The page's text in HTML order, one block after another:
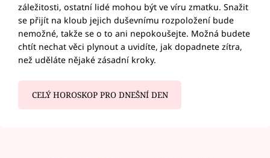
záležitosti, ostatní lidé mohou být ve víru zmatku. Snažit
se přijít na kloub jejich duševnímu rozpoložení bude
nemožné, takže se o to ani nepokoušejte. Možná budete
chtít nechat věci plynout a uvidíte, jak dopadnete zítra,
než uděláte nějaké zásadní kroky.
CELÝ HOROSKOP PRO DNEŠNÍ DEN